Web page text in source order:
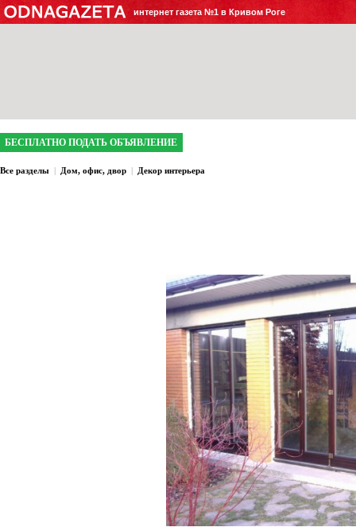
интернет газета №1 в Кривом Роге
БЕСПЛАТНО ПОДАТЬ ОБЪЯВЛЕНИЕ
Все разделы | Дом, офис, двор | Декор интерьера